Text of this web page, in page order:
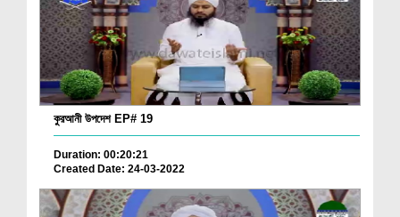
কুরআনী উপদেশ EP# 19
Duration: 00:20:21
Created Date: 24-03-2022